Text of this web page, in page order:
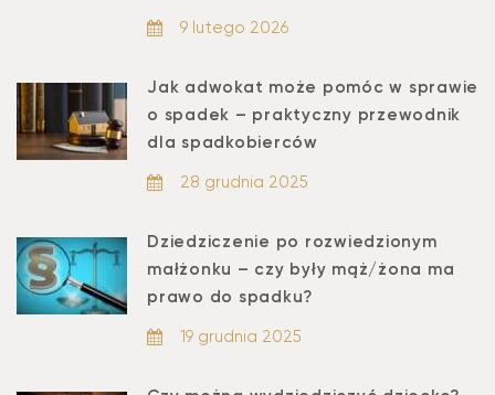
9 lutego 2026
Jak adwokat może pomóc w sprawie
o spadek – praktyczny przewodnik
dla spadkobierców
28 grudnia 2025
Dziedziczenie po rozwiedzionym
małżonku – czy były mąż/żona ma
prawo do spadku?
19 grudnia 2025